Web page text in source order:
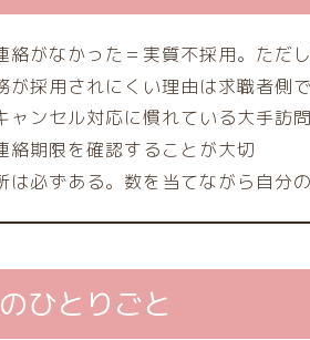
絡がなかった＝実質不採用。ただ
が採用されにくい理由は求職者側
ャンセル対応に慣れている大手訪
絡期限を確認することが大切
は必ずある。数を当てながら自分
ひとりごと